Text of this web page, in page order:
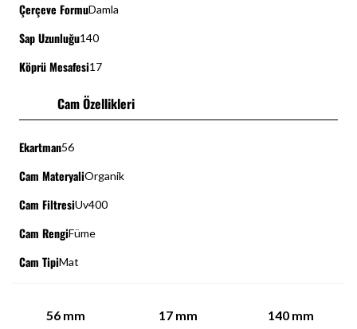
Çerçeve FormuDamla
Sap Uzunluğu140
Köprü Mesafesi17
Cam Özellikleri
Ekartman56
Cam MateryaliOrganik
Cam FiltresiUv400
Cam RengiFüme
Cam TipiMat
56 mm 17 mm 140 mm